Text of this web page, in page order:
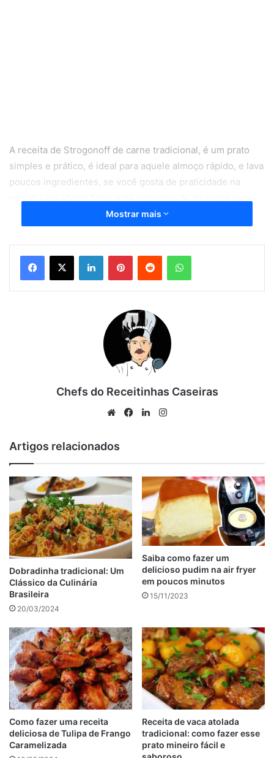
A receita de Strogonoff de carne tradicional, é um prato
simples e prático, é ideal para aquele almoço rápido, e lava
poucos ingredientes, se você gosta de praticidade na
A receita de strogonoff de carne se tornou uma queridinha
dos brasileiros, por que é uma opção de almoço simples e
muito fácil de fazer.
Combina para o almoço ou jantar, o truque para o
strogonoff ficar bastante saboroso é caramelizar a carne
antes de incluir os ingredientes do molho.
Veja o passo a passa da receita abaixo.
Rendimento: 7 porções
Ingredientes do estrogonofe de
carne tradicional
1 quilo de alcatra em tiras
Sal a gosto
Pimenta-do-reino
Mostrar mais
LinkedinPinterestReddit WhatsApp
Chefs do Receitinhas Caseiras
WebsiteFacebookLinkedin
Artigos relacionados
Dobradinha tradicional: Um
Clássico da Culinária
Brasileira
20/03/2024
Saiba como fazer um
delicioso pudim na air fryer
em poucos minutos
15/11/2023
Como fazer uma receita
deliciosa de Tulipa de Frango
Caramelizada
Receita de vaca atolada
tradicional: como fazer esse
prato mineiro fácil e